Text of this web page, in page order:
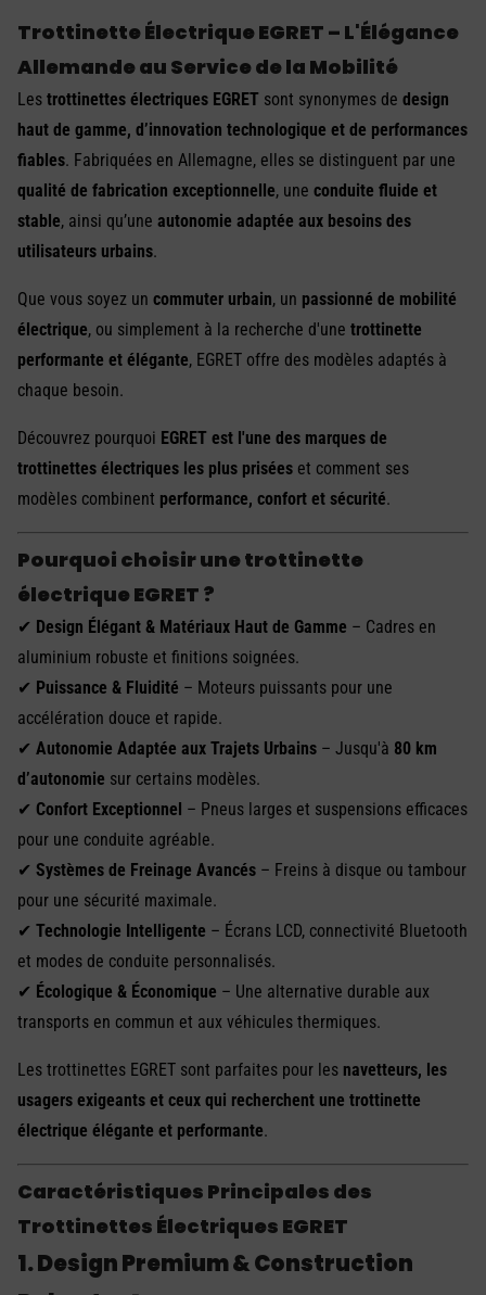
Trottinette Électrique EGRET – L'Élégance
Allemande au Service de la Mobilité
Les trottinettes électriques EGRET sont synonymes de design
haut de gamme, d’innovation technologique et de performances
fiables. Fabriquées en Allemagne, elles se distinguent par une
qualité de fabrication exceptionnelle, une conduite fluide et
stable, ainsi qu’une autonomie adaptée aux besoins des
utilisateurs urbains.
Que vous soyez un commuter urbain, un passionné de mobilité
électrique, ou simplement à la recherche d'une trottinette
performante et élégante, EGRET offre des modèles adaptés à
chaque besoin.
Découvrez pourquoi EGRET est l'une des marques de
trottinettes électriques les plus prisées et comment ses
modèles combinent performance, confort et sécurité.
Pourquoi choisir une trottinette
électrique EGRET ?
✔ Design Élégant & Matériaux Haut de Gamme – Cadres en
aluminium robuste et finitions soignées.
✔ Puissance & Fluidité – Moteurs puissants pour une
accélération douce et rapide.
✔ Autonomie Adaptée aux Trajets Urbains – Jusqu'à 80 km
d’autonomie sur certains modèles.
✔ Confort Exceptionnel – Pneus larges et suspensions efficaces
pour une conduite agréable.
✔ Systèmes de Freinage Avancés – Freins à disque ou tambour
pour une sécurité maximale.
✔ Technologie Intelligente – Écrans LCD, connectivité Bluetooth
et modes de conduite personnalisés.
✔ Écologique & Économique – Une alternative durable aux
transports en commun et aux véhicules thermiques.
Les trottinettes EGRET sont parfaites pour les navetteurs, les
usagers exigeants et ceux qui recherchent une trottinette
électrique élégante et performante.
Caractéristiques Principales des
Trottinettes Électriques EGRET
1. Design Premium & Construction